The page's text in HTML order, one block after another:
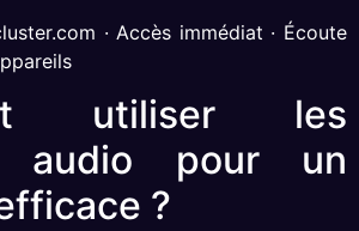
· Accès immédiat · Écoute
utiliser les
audio pour un
?